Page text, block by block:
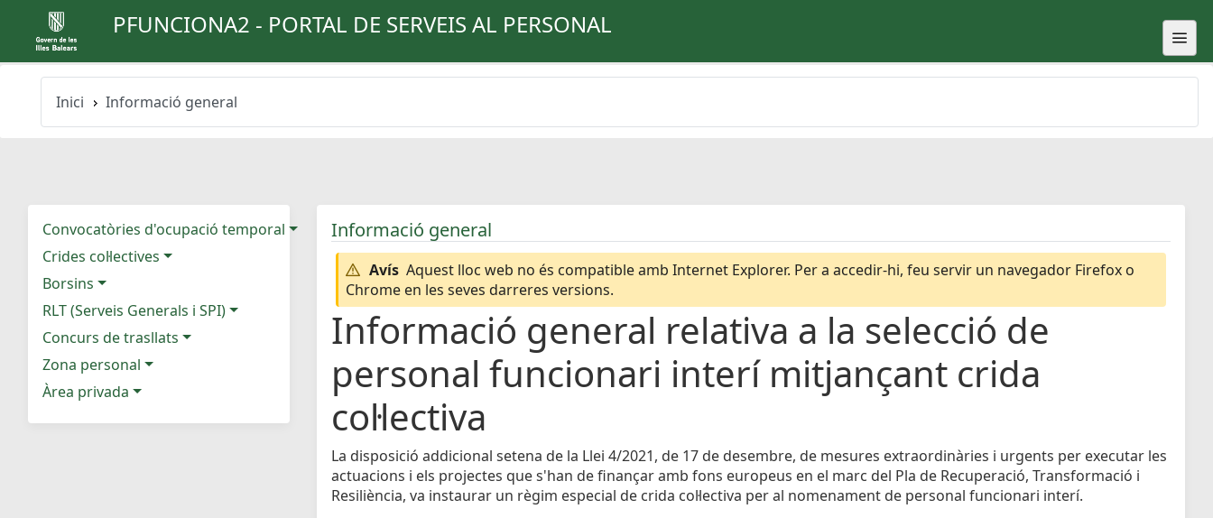
PFUNCIONA2 - PORTAL DE SERVEIS AL PERSONAL
Inici Informació general
Convocatòries d'ocupació temporal
Crides col·lectives
Borsins
RLT (Serveis Generals i SPI)
Concurs de trasllats
Zona personal
Àrea privada
Informació general
Avís Aquest lloc web no és compatible amb Internet Explorer. Per a accedir-hi, feu servir un navegador Firefox o
Chrome en les seves darreres versions.
Informació general relativa a la selecció de
personal funcionari interí mitjançant crida
col·lectiva
La disposició addicional setena de la Llei 4/2021, de 17 de desembre, de mesures extraordinàries i urgents per executar les
actuacions i els projectes que s'han de finançar amb fons europeus en el marc del Pla de Recuperació, Transformació i
Resiliència, va instaurar un règim especial de crida col·lectiva per al nomenament de personal funcionari interí.